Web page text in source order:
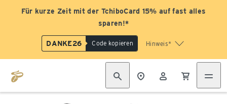
Für kurze Zeit mit der TchiboCard 15% auf fast alles
sparen!*
DANKE26 Code kopieren Hinweis*